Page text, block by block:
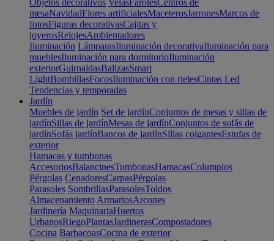
Objetos decorativos VelasFarolesCentros de
mesaNavidadFlores artificialesMaceterosJarronesMarcos de
fotosFiguras decorativasCajitas y
joyerosRelojesAmbientadores
Iluminación LámparasIluminación decorativaIluminación para
mueblesIluminación para dormitorioIluminación
exteriorGuirnaldasBalizasSmart
LightBombillasFocosIluminación con rielesCintas Led
Tendencias y temporadas
Jardín
Muebles de jardín Set de jardínConjuntos de mesas y sillas de
jardínSillas de jardínMesas de jardínConjuntos de sofás de
jardínSofás jardínBancos de jardínSillas colgantesEstufas de
exterior
Hamacas y tumbonas
AccesoriosBalancinesTumbonasHamacasColumpios
Pérgolas CenadoresCarpasPérgolas
Parasoles SombrillasParasolesToldos
Almacenamiento ArmariosArcones
Jardinería MaquinariaHuertos
UrbanosRiegoPlantasJardinerasCompostadores
Cocina BarbacoasCocina de exterior